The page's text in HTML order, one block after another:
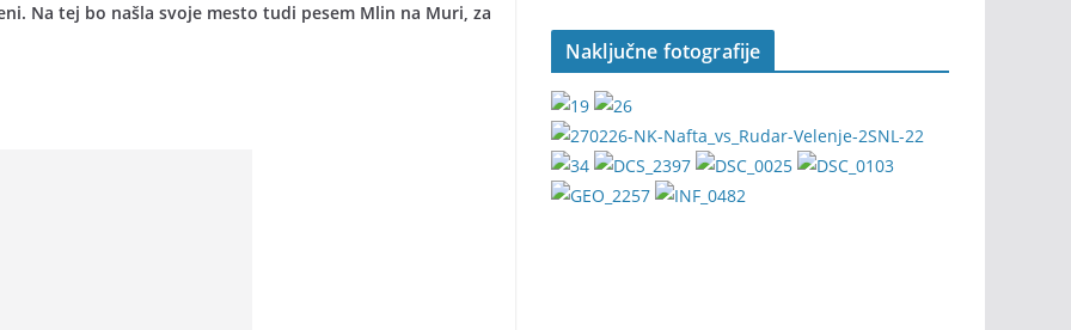
Na tej bo našla svoje mesto tudi pesem Mlin na Muri, za
Naključne fotografije